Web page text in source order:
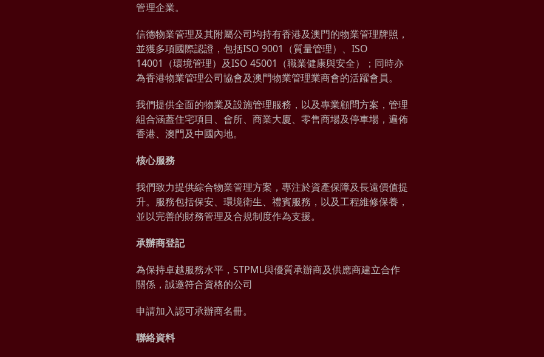
管理企業。
信德物業管理及其附屬公司均持有香港及澳門的物業管理牌照，
並獲多項國際認證，包括ISO 9001（質量管理）、ISO
14001（環境管理）及ISO 45001（職業健康與安全）；同時亦
為香港物業管理公司協會及澳門物業管理業商會的活躍會員。
我們提供全面的物業及設施管理服務，以及專業顧問方案，管理
組合涵蓋住宅項目、會所、商業大廈、零售商場及停車場，遍佈
香港、澳門及中國內地。
核心服務
我們致力提供綜合物業管理方案，專注於資產保障及長遠價值提
升。服務包括保安、環境衛生、禮賓服務，以及工程維修保養，
並以完善的財務管理及合規制度作為支援。
承辦商登記
為保持卓越服務水平，STPML與優質承辦商及供應商建立合作
關係，誠邀符合資格的公司
申請加入認可承辦商名冊。
聯絡資料